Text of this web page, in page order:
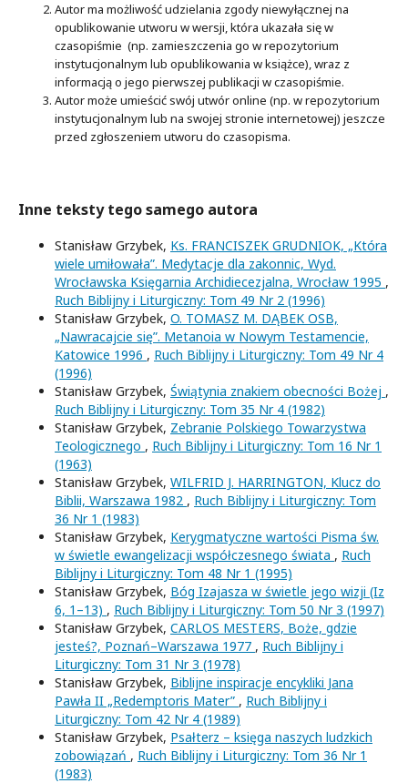
Autor ma możliwość udzielania zgody niewyłącznej na
opublikowanie utworu w wersji, która ukazała się w
czasopiśmie (np. zamieszczenia go w repozytorium
instytucjonalnym lub opublikowania w książce), wraz z
informacją o jego pierwszej publikacji w czasopiśmie.
Autor może umieścić swój utwór online (np. w repozytorium
instytucjonalnym lub na swojej stronie internetowej) jeszcze
przed zgłoszeniem utworu do czasopisma.
Inne teksty tego samego autora
Stanisław Grzybek, Ks. FRANCISZEK GRUDNIOK, „Która
wiele umiłowała”. Medytacje dla zakonnic, Wyd.
Wrocławska Księgarnia Archidiecezjalna, Wrocław 1995 ,
Ruch Biblijny i Liturgiczny: Tom 49 Nr 2 (1996)
Stanisław Grzybek, O. TOMASZ M. DĄBEK OSB,
„Nawracajcie się”. Metanoia w Nowym Testamencie,
Katowice 1996 , Ruch Biblijny i Liturgiczny: Tom 49 Nr 4
(1996)
Stanisław Grzybek, Świątynia znakiem obecności Bożej ,
Ruch Biblijny i Liturgiczny: Tom 35 Nr 4 (1982)
Stanisław Grzybek, Zebranie Polskiego Towarzystwa
Teologicznego , Ruch Biblijny i Liturgiczny: Tom 16 Nr 1
(1963)
Stanisław Grzybek, WILFRID J. HARRINGTON, Klucz do
Biblii, Warszawa 1982 , Ruch Biblijny i Liturgiczny: Tom
36 Nr 1 (1983)
Stanisław Grzybek, Kerygmatyczne wartości Pisma św.
w świetle ewangelizacji współczesnego świata , Ruch
Biblijny i Liturgiczny: Tom 48 Nr 1 (1995)
Stanisław Grzybek, Bóg Izajasza w świetle jego wizji (Iz
6, 1–13) , Ruch Biblijny i Liturgiczny: Tom 50 Nr 3 (1997)
Stanisław Grzybek, CARLOS MESTERS, Boże, gdzie
jesteś?, Poznań–Warszawa 1977 , Ruch Biblijny i
Liturgiczny: Tom 31 Nr 3 (1978)
Stanisław Grzybek, Biblijne inspiracje encykliki Jana
Pawła II „Redemptoris Mater” , Ruch Biblijny i
Liturgiczny: Tom 42 Nr 4 (1989)
Stanisław Grzybek, Psałterz – księga naszych ludzkich
zobowiązań , Ruch Biblijny i Liturgiczny: Tom 36 Nr 1
(1983)